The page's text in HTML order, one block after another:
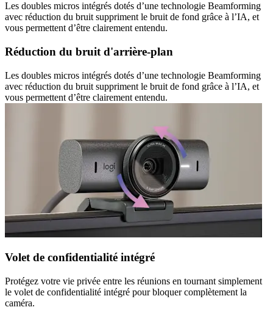
Les doubles micros intégrés dotés d’une technologie Beamforming
avec réduction du bruit suppriment le bruit de fond grâce à l’IA, et
vous permettent d’être clairement entendu.
Réduction du bruit d'arrière-plan
Les doubles micros intégrés dotés d’une technologie Beamforming
avec réduction du bruit suppriment le bruit de fond grâce à l’IA, et
vous permettent d’être clairement entendu.
Volet de confidentialité intégré
Protégez votre vie privée entre les réunions en tournant simplement
le volet de confidentialité intégré pour bloquer complètement la
caméra.